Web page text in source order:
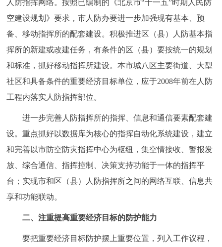
DEUTSCH FRANÇAIS РУССКИЙ ЯЗЫК
ITALIANO
人防指挥网络。按照已编制的《北京市“十一五”时期人民防
空建设规划》要求，市人防办要进一步加强现有基本、预
备、移动指挥所的配套建设。积极推进区（县）人防基本指
挥所的新建或改建任务，有条件的区（县）要按统一的规划
和标准，抓好移动指挥所建设。本市城八区主要街道、大型
社区和具备条件的重要经济目标单位，应于2008年前在人防
工程内落实人防指挥部位。
进一步完善人防指挥所的指挥、信息和通信要素配套建
设。重点抓好以数据库为核心的指挥自动化系统建设，建立
和完善以市防空防灾指挥中心为枢纽，集空情接收、警报发
放、综合通信、指挥控制、决策支持功能于一体的指挥平
台；实现市和区（县）人防指挥所之间的网络互联、信息共
享和功能联动。
二、注重提高重要经济目标的防护能力
要把重要经济目标防护摆上重要位置，列入工作议程，